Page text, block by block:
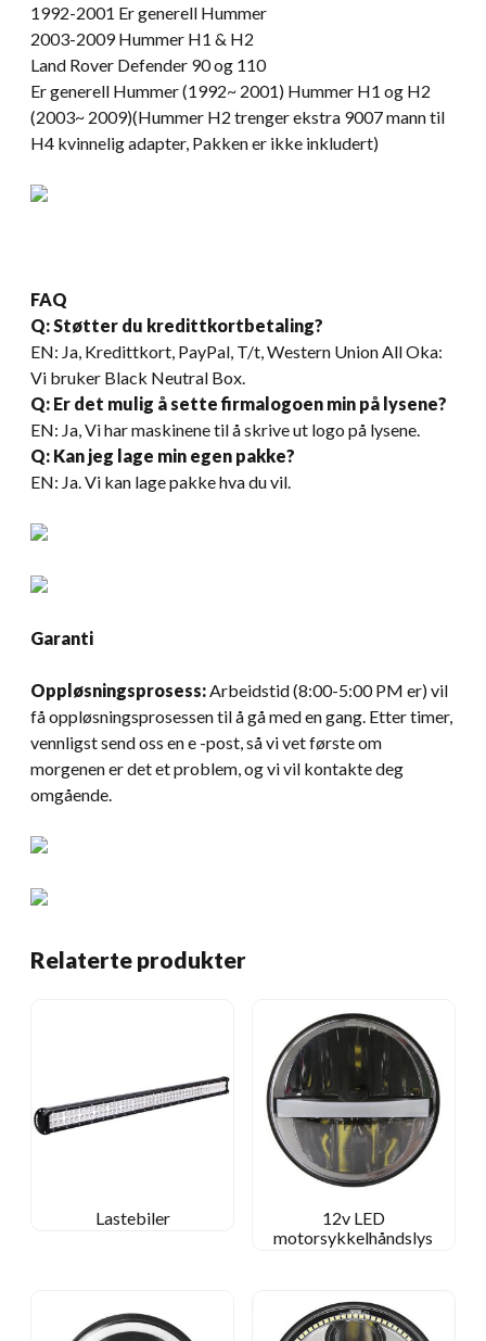
1992-2001 Er generell Hummer
2003-2009 Hummer H1 & H2
Land Rover Defender 90 og 110
Er generell Hummer (1992~ 2001) Hummer H1 og H2
(2003~ 2009)(Hummer H2 trenger ekstra 9007 mann til
H4 kvinnelig adapter, Pakken er ikke inkludert)
FAQ
Q: Støtter du kredittkortbetaling?
EN: Ja, Kredittkort, PayPal, T/t, Western Union All Oka:
Vi bruker Black Neutral Box.
Q: Er det mulig å sette firmalogoen min på lysene?
EN: Ja, Vi har maskinene til å skrive ut logo på lysene.
Q: Kan jeg lage min egen pakke?
EN: Ja. Vi kan lage pakke hva du vil.
Garanti
Oppløsningsprosess: Arbeidstid (8:00-5:00 PM er) vil
få oppløsningsprosessen til å gå med en gang. Etter timer,
vennligst send oss ​​en e -post, så vi vet første om
morgenen er det et problem, og vi vil kontakte deg
omgående.
Relaterte produkter
Lastebiler
12v LED
motorsykkelhåndslys